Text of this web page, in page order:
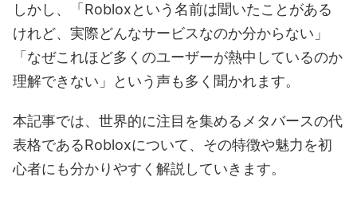
しかし、「Robloxという名前は聞いたことがある
けれど、実際どんなサービスなのか分からない」
「なぜこれほど多くのユーザーが熱中しているのか
理解できない」という声も多く聞かれます。
本記事では、世界的に注目を集めるメタバースの代
表格であるRobloxについて、その特徴や魅力を初
心者にも分かりやすく解説していきます。